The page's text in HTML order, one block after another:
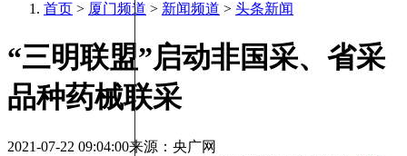
首页 > 厦门频道 > 新闻频道 > 头条新闻
“三明联盟”启动非国采、省采
品种药械联采
2021-07-22 09:04:00来源：央广网